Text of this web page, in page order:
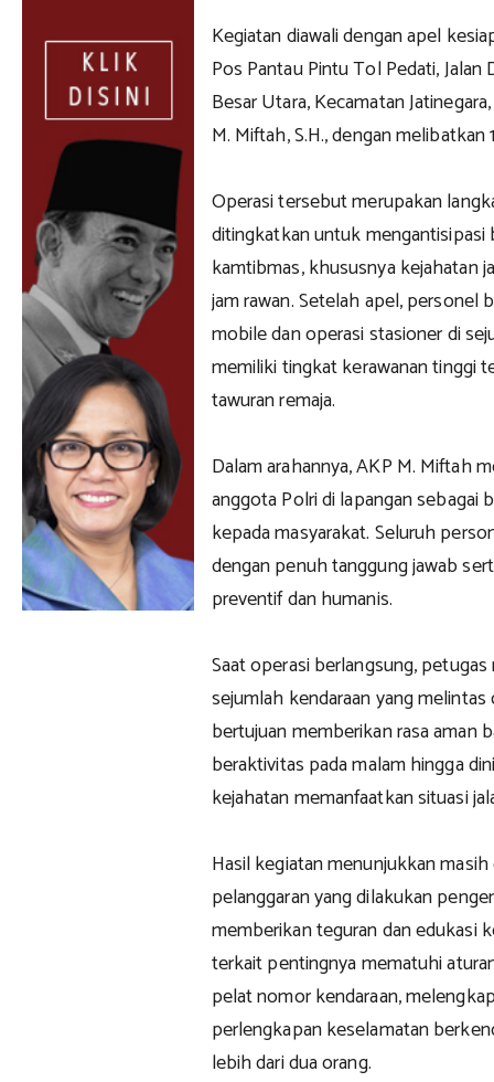
Kegiatan diawali dengan apel
Pos Pantau Pintu Tol Pedati, Jalan
Besar Utara, Kecamatan
M. Miftah, S.H., dengan melibatkan
Operasi tersebut merupakan
ditingkatkan untuk
kamtibmas, khususnya kejahatan
jam rawan. Setelah apel, personel
mobile dan operasi stasioner di
memiliki tingkat kerawanan tinggi
tawuran remaja.
Dalam arahannya, AKP M. Miftah
anggota Polri di lapangan sebagai
kepada masyarakat. Seluruh
dengan penuh tanggung jawab
preventif dan humanis.
Saat operasi berlangsung,
sejumlah kendaraan yang melintas
bertujuan memberikan rasa aman
beraktivitas pada malam hingga
kejahatan memanfaatkan situasi
Hasil kegiatan menunjukkan
pelanggaran yang dilakukan
memberikan teguran dan edukasi
terkait pentingnya mematuhi
pelat nomor kendaraan,
perlengkapan keselamatan
lebih dari dua orang.